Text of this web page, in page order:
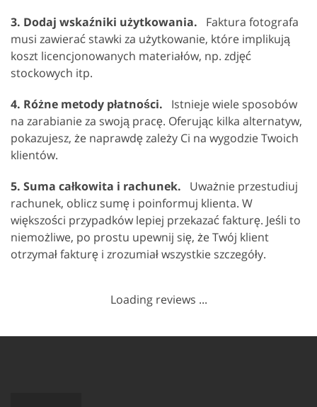
3. Dodaj wskaźniki użytkowania. Faktura fotografa
musi zawierać stawki za użytkowanie, które implikują
koszt licencjonowanych materiałów, np. zdjęć
stockowych itp.
4. Różne metody płatności. Istnieje wiele sposobów
na zarabianie za swoją pracę. Oferując kilka alternatyw,
pokazujesz, że naprawdę zależy Ci na wygodzie Twoich
klientów.
5. Suma całkowita i rachunek. Uważnie przestudiuj
rachunek, oblicz sumę i poinformuj klienta. W
większości przypadków lepiej przekazać fakturę. Jeśli to
niemożliwe, po prostu upewnij się, że Twój klient
otrzymał fakturę i zrozumiał wszystkie szczegóły.
Loading reviews ...